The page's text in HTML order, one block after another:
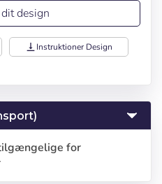
ind
sprog
design
vertical_align_bottom Instruktioner Design
for